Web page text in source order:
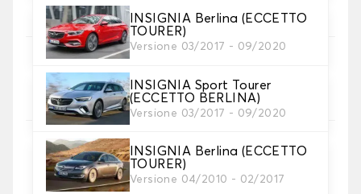
INSIGNIA Berlina (ECCETTO
TOURER)
Versione 03/2017 - 09/2020
INSIGNIA Sport Tourer
(ECCETTO BERLINA)
Versione 03/2017 - 09/2020
INSIGNIA Berlina (ECCETTO
TOURER)
Versione 04/2010 - 02/2017
Scegliere il materiale della cinghia.
5. Colore dela cinghia
Scegliere il colore del cinturino.